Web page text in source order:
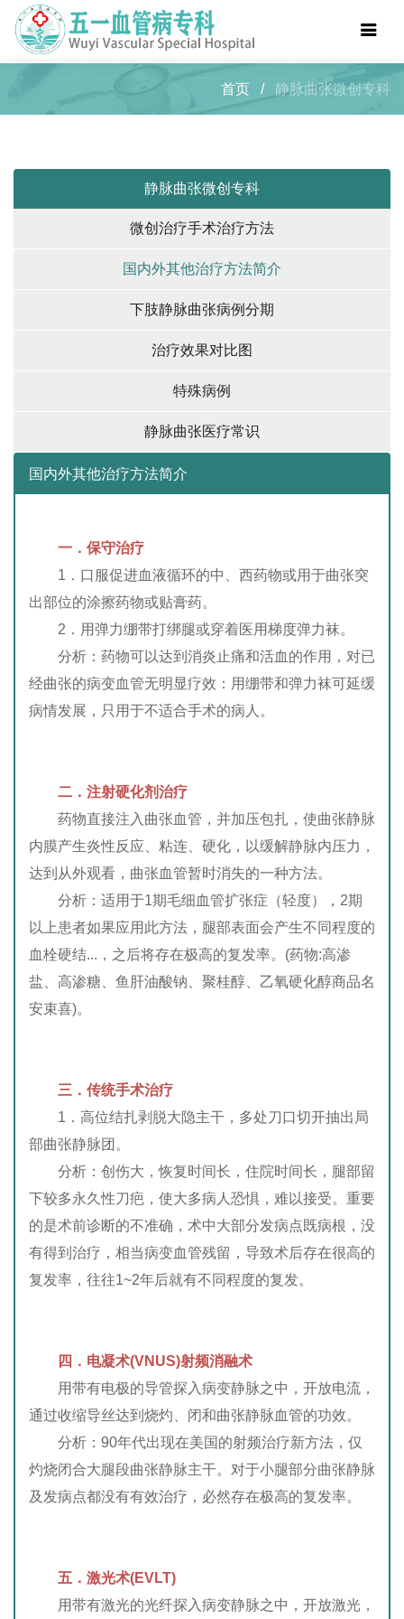
首页 / 静脉曲张微创专科
静脉曲张微创专科
微创治疗手术治疗方法
国内外其他治疗方法简介
下肢静脉曲张病例分期
治疗效果对比图
特殊病例
静脉曲张医疗常识
国内外其他治疗方法简介
一 ． 保守治疗
1．口服促进血液循环的中、西药物或用于曲张突
出部位的涂擦药物或贴膏药。
2．用弹力绷带打绑腿或穿着医用梯度弹力袜。
分析：药物可以达到消炎止痛和活血的作用，对已
经曲张的病变血管无明显疗效：用绷带和弹力袜可延缓
病情发展，只用于不适合手术的病人。
二． 注射硬化剂治疗
药物直接注入曲张血管，并加压包扎，使曲张静脉
内膜产生炎性反应、粘连、硬化，以缓解静脉内压力，
达到从外观看，曲张血管暂时消失的一种方法。
分析：适用于1期毛细血管扩张症（轻度），2期
以上患者如果应用此方法，腿部表面会产生不同程度的
血栓硬结...，之后将存在极高的复发率。(药物:高渗
盐
高渗糖、鱼肝油酸钠、聚桂醇、乙氧硬化醇商品名
安束喜)。
三． 传统手术治疗
1．高位结扎剥脱大隐主干，多处刀口切开抽出局
部曲张静脉团。
分析：创伤大，恢复时间长，住院时间长，腿部留
下较多永久性刀疤，使大多病人恐惧，难以接受。重要
的是术前诊断的不准确，术中大部分发病点既病根，没
有得到治疗，相当病变血管残留，导致术后存在很高的
复发率，往往1~2年后就有不同程度的复发。
四． 电凝术(VNUS)射频消融术
用带有电极的导管探入病变静脉之中，开放电流，
通过收缩导丝达到烧灼、闭和曲张静脉血管的功效。
分析：90年代出现在美国的射频治疗新方法，仅
灼烧闭合大腿段曲张静脉主干。对于小腿部分曲张静脉
及发病点都没有有效治疗，必然存在极高的复发率。
五． 激光术(EVLT)
用带有激光的光纤探入病变静脉之中，开放激光，